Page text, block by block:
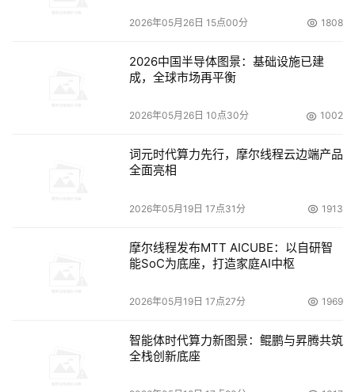
2026年05月26日 15点00分 1808
2026中国半导体图景：基础设施已建
成，全球市场再平衡
2026年05月26日 10点30分 1002
词元时代算力先行，摩尔线程云边端产品
全面亮相
2026年05月19日 17点31分 1913
摩尔线程发布MTT AICUBE：以自研智
能SoC为底座，打造家庭AI中枢
2026年05月19日 17点27分 1969
智能体时代算力新图景：鲲鹏与昇腾共筑
全栈创新底座